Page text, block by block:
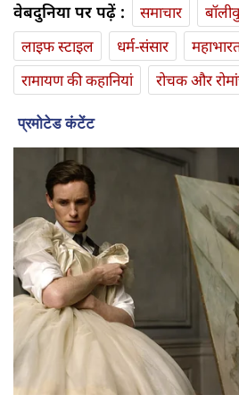
वेबदुनिया पर पढ़ें : समाचार
लाइफ स्‍टाइल
धर्म-संसार
रामायण की कहानियां
रोचक और